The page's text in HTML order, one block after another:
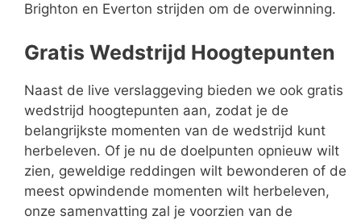
Brighton en Everton strijden om de overwinning.
Gratis Wedstrijd Hoogtepunten
Naast de live verslaggeving bieden we ook gratis
wedstrijd hoogtepunten aan, zodat je de
belangrijkste momenten van de wedstrijd kunt
herbeleven. Of je nu de doelpunten opnieuw wilt
zien, geweldige reddingen wilt bewonderen of de
meest opwindende momenten wilt herbeleven,
onze samenvatting zal je voorzien van de